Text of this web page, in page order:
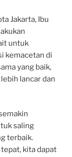
Jakarta, Ibu
untuk
kemacetan di
yang baik,
lancar dan
saling
terbaik.
kita dapat